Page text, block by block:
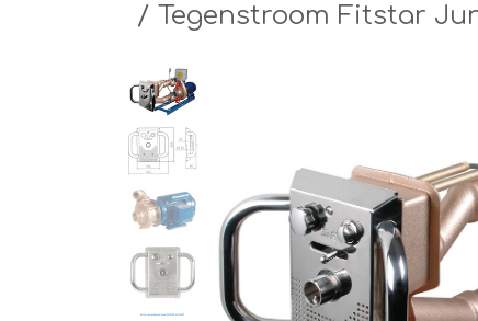
Tegenstroom Fitstar